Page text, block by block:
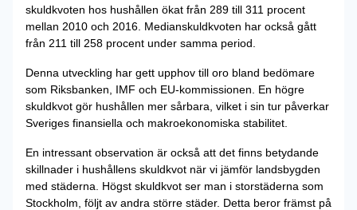
skuldkvoten hos hushållen ökat från 289 till 311 procent
mellan 2010 och 2016. Medianskuldkvoten har också gått
från 211 till 258 procent under samma period.
Denna utveckling har gett upphov till oro bland bedömare
som Riksbanken, IMF och EU-kommissionen. En högre
skuldkvot gör hushållen mer sårbara, vilket i sin tur påverkar
Sveriges finansiella och makroekonomiska stabilitet.
En intressant observation är också att det finns betydande
skillnader i hushållens skuldkvot när vi jämför landsbygden
med städerna. Högst skuldkvot ser man i storstäderna som
Stockholm, följt av andra större städer. Detta beror främst på